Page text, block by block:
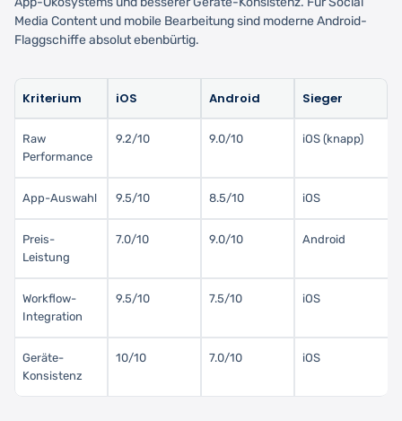
Media Content und mobile Bearbeitung sind moderne Android-
Flaggschiffe absolut ebenbürtig.
Kriterium iOS Android Sieger
Raw
Performance
9.2/10 9.0/10 iOS (knapp)
App-Auswahl 9.5/10 8.5/10 iOS
Preis-
Leistung
7.0/10 9.0/10 Android
Workflow-
Integration
9.5/10 7.5/10 iOS
Geräte-
Konsistenz
10/10 7.0/10 iOS